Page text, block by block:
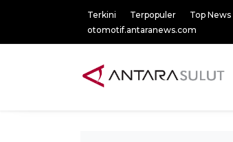
Terkini Terpopuler Top News
otomotif.antaranews.com